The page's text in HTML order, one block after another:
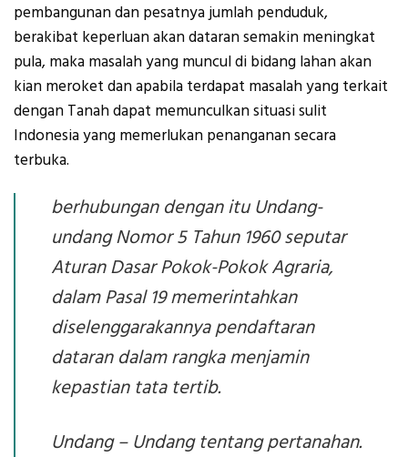
pembangunan dan pesatnya jumlah penduduk,
berakibat keperluan akan dataran semakin meningkat
pula, maka masalah yang muncul di bidang lahan akan
kian meroket dan apabila terdapat masalah yang terkait
dengan Tanah dapat memunculkan situasi sulit
Indonesia yang memerlukan penanganan secara
terbuka.
berhubungan dengan itu Undang-
undang Nomor 5 Tahun 1960 seputar
Aturan Dasar Pokok-Pokok Agraria,
dalam Pasal 19 memerintahkan
diselenggarakannya pendaftaran
dataran dalam rangka menjamin
kepastian tata tertib.
Undang – Undang tentang pertanahan.